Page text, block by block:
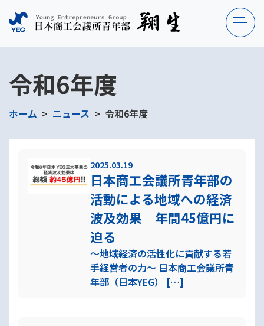
令和6年度
ホーム ニュース 令和6年度
2025.03.19
日本商工会議所青年部の
活動による地域への経済
波及効果 年間45億円に
迫る
～地域経済の活性化に貢献する若
手経営者の力～ 日本商工会議所青
年部（日本YEG） […]